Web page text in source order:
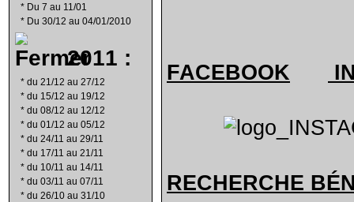
* Du 7 au 11/01
* Du 30/12 au 04/01/2010
2011 :
* du 21/12 au 27/12
* du 15/12 au 19/12
* du 08/12 au 12/12
* du 01/12 au 05/12
* du 24/11 au 29/11
* du 17/11 au 21/11
* du 10/11 au 14/11
* du 03/11 au 07/11
* du 26/10 au 31/10
FACEBOOK
RECHERCHE BÉ